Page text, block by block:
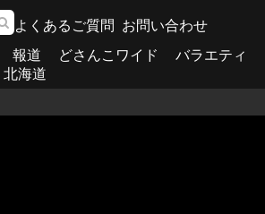
よくあるご質問 お問い合わせ
報道 どさんこワイド バラエティ
北海道